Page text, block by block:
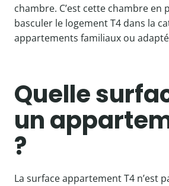
chambre. C’est cette chambre en
basculer le logement T4 dans la
appartements familiaux ou
Quelle
un
?
La surface appartement T4 n’est